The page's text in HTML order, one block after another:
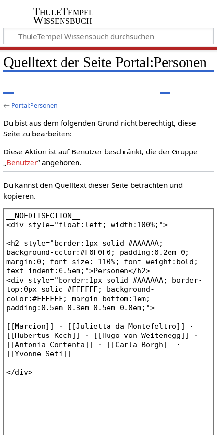
ThuleTempel
Wissensbuch
Quelltext der Seite Portal:Personen
← Portal:Personen
Du bist aus dem folgenden Grund nicht berechtigt, diese
Seite zu bearbeiten:
Diese Aktion ist auf Benutzer beschränkt, die der Gruppe
„Benutzer“ angehören.
Du kannst den Quelltext dieser Seite betrachten und
kopieren.